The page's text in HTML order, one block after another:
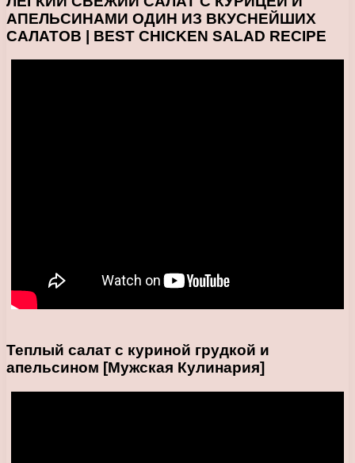
АПЕЛЬСИНАМИ ОДИН ИЗ ВКУСНЕЙШИХ
САЛАТОВ | BEST CHICKEN SALAD RECIPE
Теплый салат с куриной грудкой и
апельсином [Мужская Кулинария]